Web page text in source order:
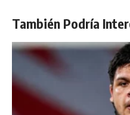
También Podría